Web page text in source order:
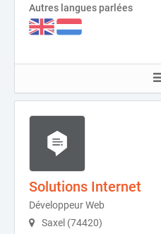
Autres langues parlées
Solutions Internet
Développeur Web
Saxel (74420)